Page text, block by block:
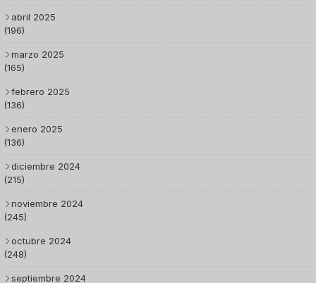
abril 2025
(196)
marzo 2025
(165)
febrero 2025
(136)
enero 2025
(136)
diciembre 2024
(215)
noviembre 2024
(245)
octubre 2024
(248)
septiembre 2024